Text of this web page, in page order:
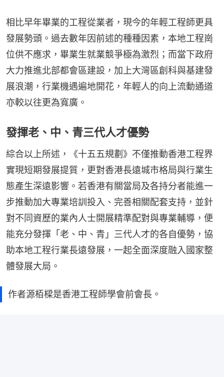
相比早年畢業的工程從業者，現今的年輕工程師更具
發展勢頭。過去數年因前述的種種因素，本地工程崗
位供不應求，畢業生就業競爭極為激烈；而當下政府
大力推進北部都會區建設，加上大灣區創科與基建發
展浪潮，行業機遇遍地開花，年輕人的向上流動通道
亦較以往更為寬廣。
發揮老、中、青三代人才優勢
綜合以上所述，《十五五規劃》不僅推動香港工程界
實現短期發展提質，更對香港長遠城市格局與行業生
態產生深遠影響。若香港有關當局及各持分者能進一
步推動加大專業培訓投入、完善相關配套支持，並針
對不同資歷的業內人士開展精準配對與專業輔導，便
能充分發揮「老、中、青」三代人才的各自優勢，協
助本地工程行業長遠發展，一起全面深度融入國家整
體發展大局。
作者源栢樑是香港工程師學會前會長。